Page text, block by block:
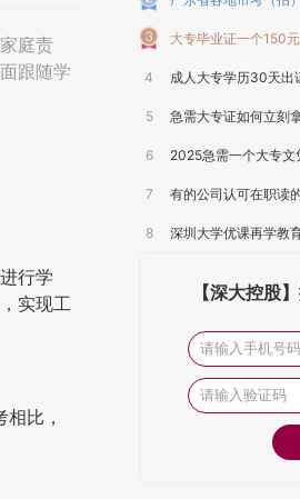
庭责
跟随学
行学
实现工
比，
大专毕业证一个150
4 成人大专学历30天出
里！
5 急需大专证如何立刻
6 2025急需一个大专文
7 有的公司认可在职读
8 深圳大学优课再学教
【深大控股